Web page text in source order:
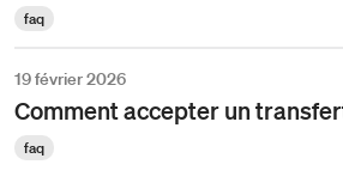
faq
Comment accepter un
faq
19 février 2026